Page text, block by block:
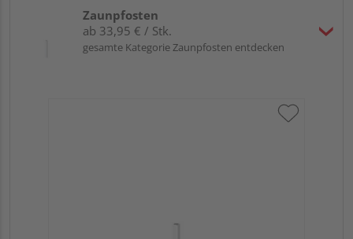
Zaunpfosten
ab 33,95 € / Stk.
gesamte Kategorie Zaunpfosten entdecken